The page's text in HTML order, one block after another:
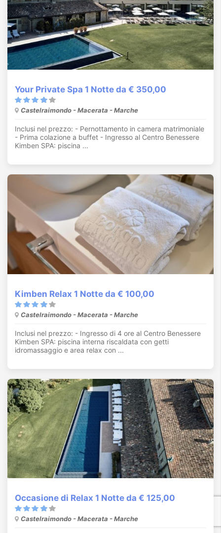
Your Private Spa 1 Notte da € 350,00
Castelraimondo - Macerata - Marche
Inclusi nel prezzo: - Pernottamento in camera matrimoniale
- Prima colazione a buffet - Ingresso al Centro Benessere
Kimben SPA: piscina ...
Kimben Relax 1 Notte da € 100,00
Castelraimondo - Macerata - Marche
Inclusi nel prezzo: - Ingresso di 4 ore al Centro Benessere
Kimben SPA: piscina interna riscaldata con getti
idromassaggio e area relax con ...
Occasione di Relax 1 Notte da € 125,00
Castelraimondo - Macerata - Marche